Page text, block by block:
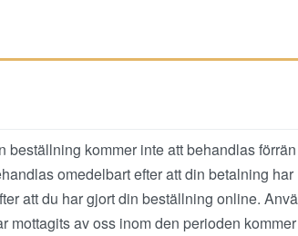
kommer inte att behandlas förrän
omedelbart efter att din betalning har
att du har gjort din beställning online.
av oss inom den perioden